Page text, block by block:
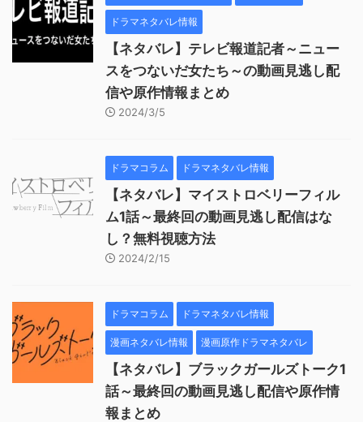
ドラマネタバレ情報
【ネタバレ】テレビ報道記者～ニュー
スをつないだ女たち～の動画見逃し配
信や原作情報まとめ
2024/3/5
ドラマコラム ドラマネタバレ情報
【ネタバレ】マイストロベリーフィル
ム1話～最終回の動画見逃し配信はな
し？無料視聴方法
2024/2/15
ドラマコラム ドラマネタバレ情報
漫画ネタバレ情報 漫画原作ドラマネタバレ
【ネタバレ】ブラックガールズトーク1
話～最終回の動画見逃し配信や原作情
報まとめ